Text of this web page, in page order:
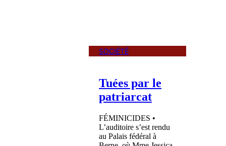
SOCIÉTÉ
Tuées par le
patriarcat
FÉMINICIDES •
L’auditoire s’est rendu
au Palais fédéral à